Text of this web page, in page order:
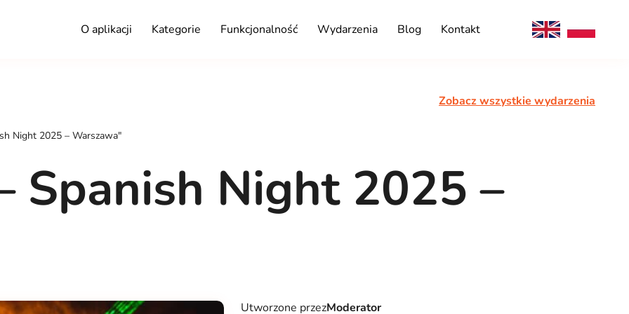
O aplikacji Kategorie Funkcjonalność Wydarzenia Blog Kontakt
Zobacz wszystkie wydarzenia
Night 2025 – Warszawa"
Spanish Night 2025 –
Utworzone przezModerator